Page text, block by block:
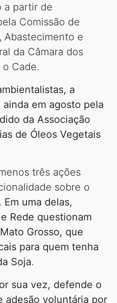
a partir de
Comissão de
Abastecimento e
da Câmara dos
Cade.
a
em agosto pela
da Associação
de Óleos Vegetais
três ações
sobre o
Em uma delas,
Rede questionam
Grosso, que
para quem tenha
Soja.
sua vez, defende o
adesão voluntária por